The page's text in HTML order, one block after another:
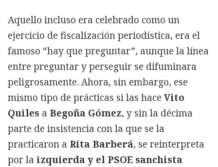
Aquello incluso era celebrado como un
ejercicio de fiscalización periodística, era el
famoso “hay que preguntar”, aunque la línea
entre preguntar y perseguir se difuminara
peligrosamente. Ahora, sin embargo, ese
mismo tipo de prácticas si las hace Vito
Quiles a Begoña Gómez, y sin la décima
parte de insistencia con la que se la
practicaron a Rita Barberá, se reinterpreta
por la izquierda y el PSOE sanchista